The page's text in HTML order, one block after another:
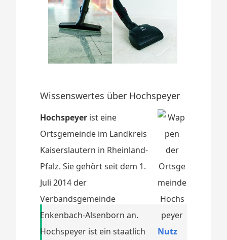
Wissenswertes über Hochspeyer
Hochspeyer ist eine
Ortsgemeinde im Landkreis
Kaiserslautern in Rheinland-
Pfalz. Sie gehört seit dem 1.
Juli 2014 der
Verbandsgemeinde
Enkenbach-Alsenborn an.
Hochspeyer ist ein staatlich
Nutz